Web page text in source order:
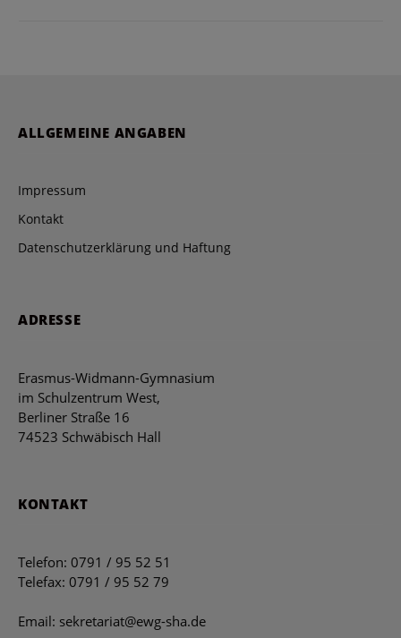
ALLGEMEINE ANGABEN
Impressum
Kontakt
Datenschutzerklärung und Haftung
ADRESSE
Erasmus-Widmann-Gymnasium
im Schulzentrum West,
Berliner Straße 16
74523 Schwäbisch Hall
KONTAKT
Telefon: 0791 / 95 52 51
Telefax: 0791 / 95 52 79
Email: sekretariat@ewg-sha.de